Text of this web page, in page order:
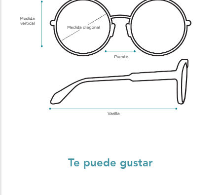
Te puede gustar